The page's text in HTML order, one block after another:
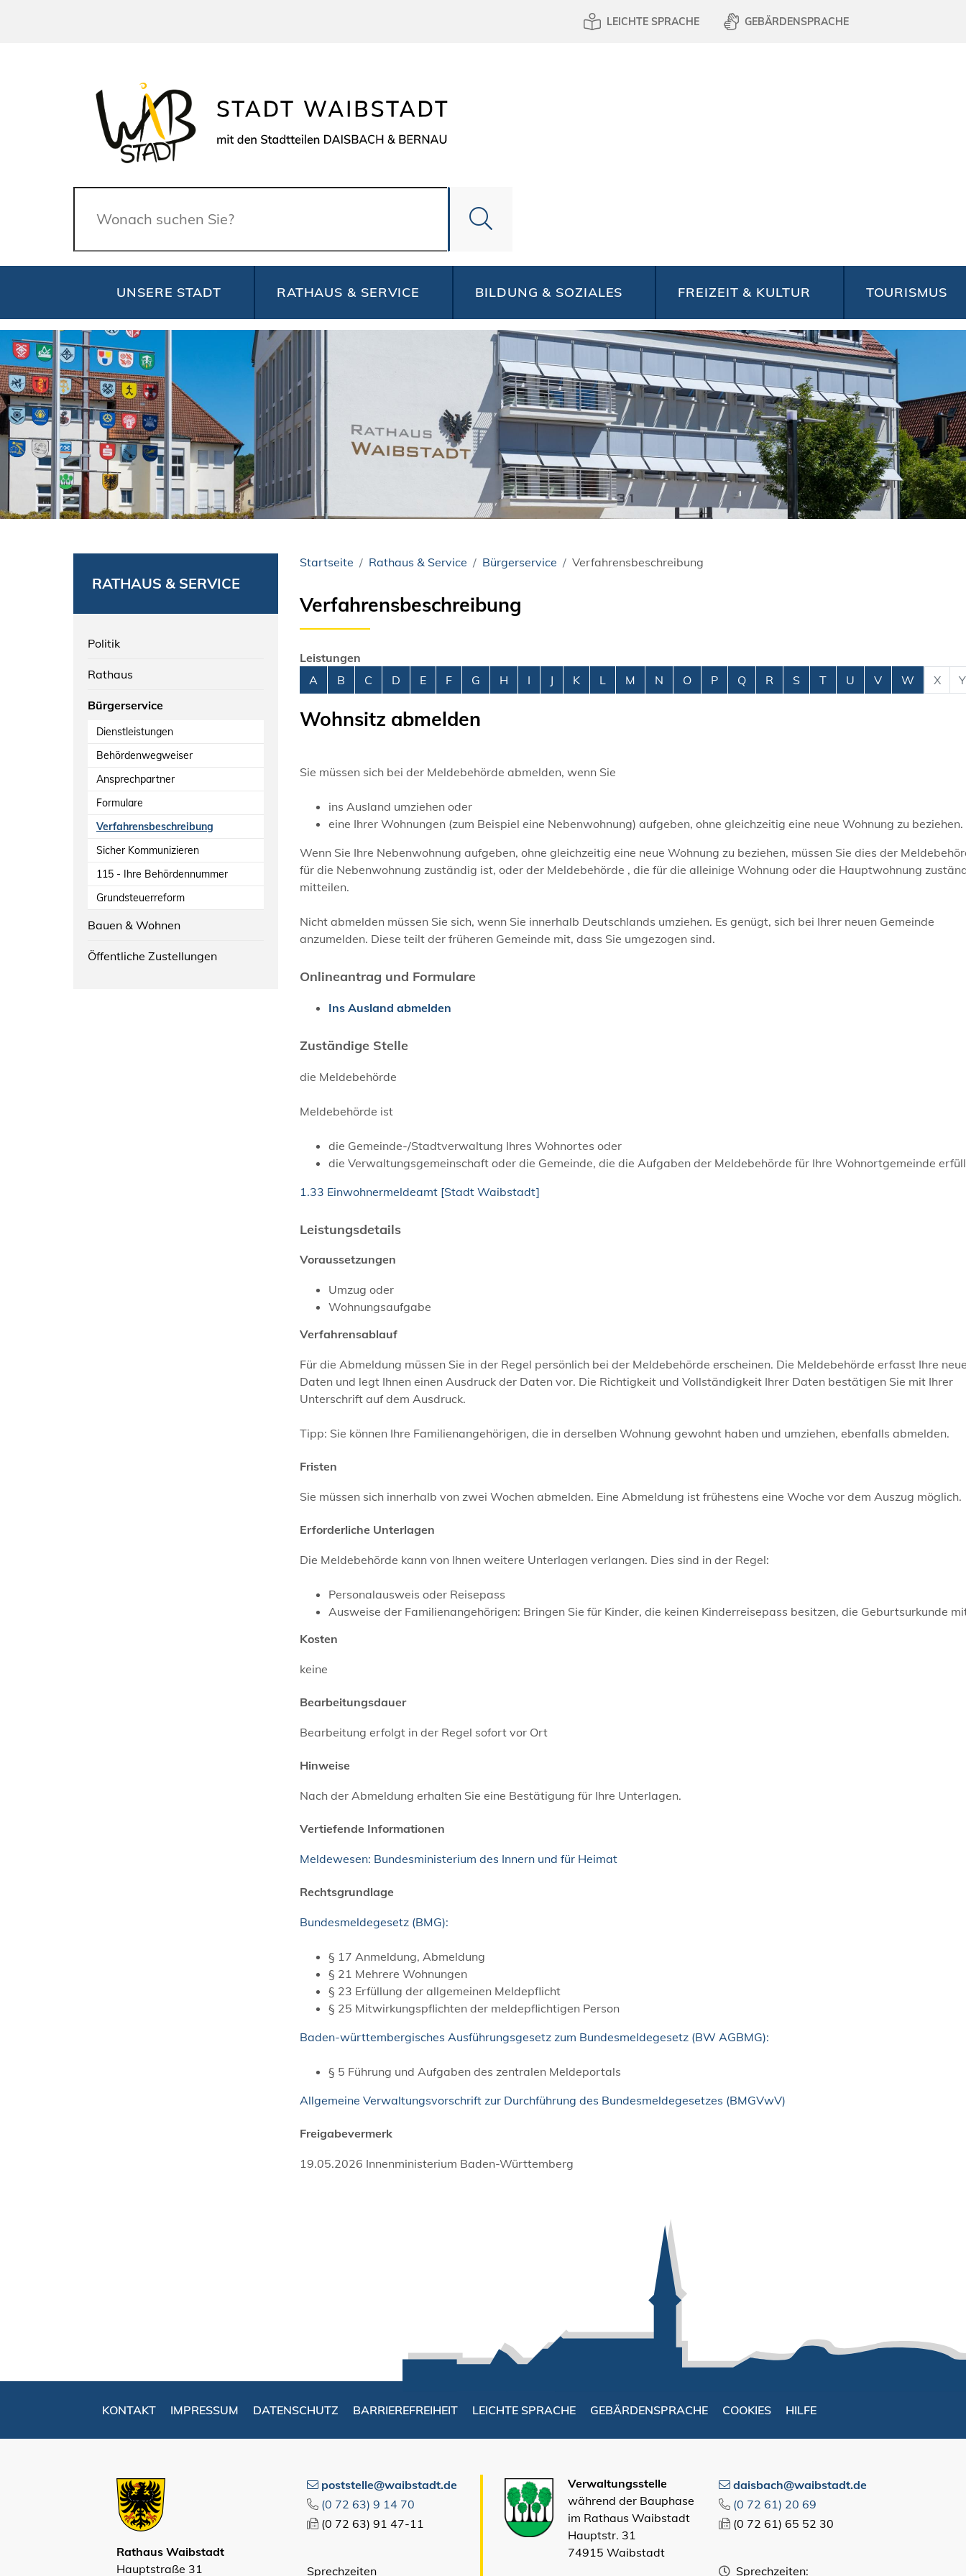
LEICHTE SPRACHE GEBÄRDENSPRACHE
Suche
UNSERE STADT RATHAUS & SERVICE BILDUNG & SOZIALES FREIZEIT & KULTUR TOURISMUS
RATHAUS & SERVICE
Politik
Rathaus
Bürgerservice
Dienstleistungen
Behördenwegweiser
Ansprechpartner
Formulare
Verfahrensbeschreibung
Sicher Kommunizieren
115 - Ihre Behördennummer
Grundsteuerreform
Bauen & Wohnen
Öffentliche Zustellungen
Startseite Rathaus & Service Bürgerservice Verfahrensbeschreibung
Verfahrensbeschreibung
Leistungen
Alphabetisches Register überspringen
A B C D E F G H I J K L M N O P Q R S T U V W X Y
Wohnsitz abmelden
Sie müssen sich bei der Meldebehörde abmelden, wenn Sie
ins Ausland umziehen oder
eine Ihrer Wohnungen (zum Beispiel eine Nebenwohnung) aufgeben, ohne gleichzeitig eine neue Wohnung zu beziehen.
Wenn Sie Ihre Nebenwohnung aufgeben, ohne gleichzeitig eine neue Wohnung zu beziehen, müssen Sie dies der
für die Nebenwohnung zuständig ist, oder der Meldebehörde , die für die alleinige Wohnung oder die Hauptwohnung
mitteilen.
Nicht abmelden müssen Sie sich, wenn Sie innerhalb Deutschlands umziehen. Es genügt, sich bei Ihrer neuen Gemeinde
anzumelden. Diese teilt der früheren Gemeinde mit, dass Sie umgezogen sind.
Onlineantrag und Formulare
Ins Ausland abmelden
Zuständige Stelle
die Meldebehörde
Meldebehörde ist
die Gemeinde-/Stadtverwaltung Ihres Wohnortes oder
die Verwaltungsgemeinschaft oder die Gemeinde, die die Aufgaben der Meldebehörde für Ihre Wohnortgemeinde
1.33 Einwohnermeldeamt [Stadt Waibstadt]
Leistungsdetails
Voraussetzungen
Umzug oder
Wohnungsaufgabe
Verfahrensablauf
Für die Abmeldung müssen Sie in der Regel persönlich bei der Meldebehörde erscheinen. Die Meldebehörde erfasst Ihre
Daten und legt Ihnen einen Ausdruck der Daten vor. Die Richtigkeit und Vollständigkeit Ihrer Daten bestätigen Sie mit Ihrer
Unterschrift auf dem Ausdruck.
Tipp: Sie können Ihre Familienangehörigen, die in derselben Wohnung gewohnt haben und umziehen, ebenfalls abmelden.
Fristen
Sie müssen sich innerhalb von zwei Wochen abmelden. Eine Abmeldung ist frühestens eine Woche vor dem Auszug möglich.
Erforderliche Unterlagen
Die Meldebehörde kann von Ihnen weitere Unterlagen verlangen. Dies sind in der Regel:
Personalausweis oder Reisepass
Ausweise der Familienangehörigen: Bringen Sie für Kinder, die keinen Kinderreisepass besitzen, die Geburtsurkunde
Kosten
keine
Bearbeitungsdauer
Bearbeitung erfolgt in der Regel sofort vor Ort
Hinweise
Nach der Abmeldung erhalten Sie eine Bestätigung für Ihre Unterlagen.
Vertiefende Informationen
Meldewesen: Bundesministerium des Innern und für Heimat
Rechtsgrundlage
Bundesmeldegesetz (BMG):
§ 17 Anmeldung, Abmeldung
§ 21 Mehrere Wohnungen
§ 23 Erfüllung der allgemeinen Meldepflicht
§ 25 Mitwirkungspflichten der meldepflichtigen Person
Baden-württembergisches Ausführungsgesetz zum Bundesmeldegesetz (BW AGBMG):
§ 5 Führung und Aufgaben des zentralen Meldeportals
Allgemeine Verwaltungsvorschrift zur Durchführung des Bundesmeldegesetzes (BMGVwV)
Freigabevermerk
19.05.2026 Innenministerium Baden-Württemberg
KONTAKT IMPRESSUM DATENSCHUTZ BARRIEREFREIHEIT LEICHTE SPRACHE GEBÄRDENSPRACHE COOKIES HILFE
Rathaus Waibstadt
Hauptstraße 31
poststelle@waibstadt.de
(0 72 63) 9 14 70
(0 72 63) 91 47-11
Sprechzeiten
Verwaltungsstelle
während der Bauphase
im Rathaus Waibstadt
Hauptstr. 31
74915 Waibstadt
daisbach@waibstadt.de
(0 72 61) 20 69
(0 72 61) 65 52 30
Sprechzeiten: